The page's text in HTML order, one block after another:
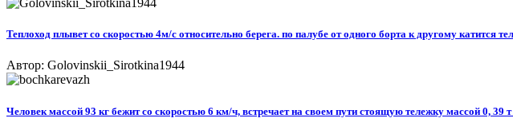
Теплоход плывет со скоростью 4м/с относительно берега. по палубе от одного борта к другому катится
Автор: Golovinskii_Sirotkina1944
Человек массой 93 кг бежит со скоростью 6 км/ч, встречает на своем пути стоящую тележку массой 0, 39